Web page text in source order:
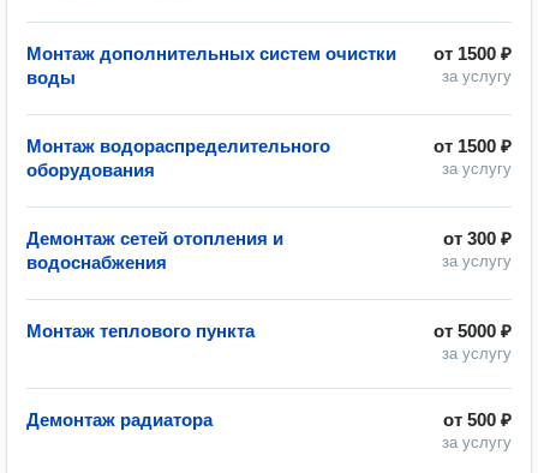
от 1500 ₽
за услугу
Монтаж дополнительных систем очистки
воды
от 1500 ₽
за услугу
Монтаж водораспределительного
оборудования
от 300 ₽
за услугу
Демонтаж сетей отопления и
водоснабжения
от 5000 ₽
за услугу
Монтаж теплового пункта
от 500 ₽
за услугу
Демонтаж радиатора